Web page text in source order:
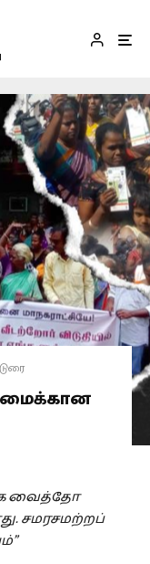
வைத்தோ
சமரசமற்றப்